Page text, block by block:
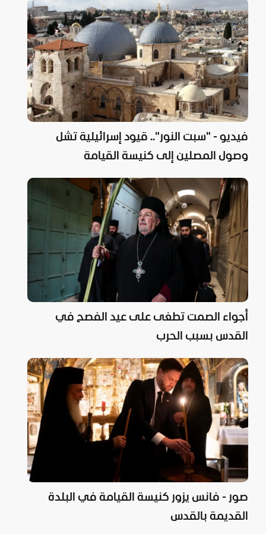
فيديو - "سبت النور".. قيود إسرائيلية تشل
وصول المصلين إلى كنيسة القيامة
أجواء الصمت تطغى على عيد الفصح في
القدس بسبب الحرب
صور - فانس يزور كنيسة القيامة في البلدة
القديمة بالقدس